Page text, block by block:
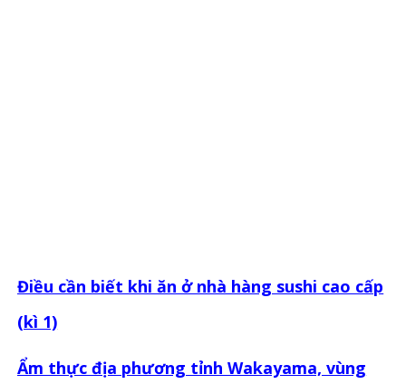
Điều cần biết khi ăn ở nhà hàng sushi cao cấp
(kì 1)
Ẩm thực địa phương tỉnh Wakayama, vùng